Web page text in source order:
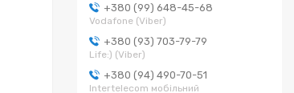
+380 (99) 648-45-68
Vodafone (Viber)
+380 (93) 703-79-79
Life:) (Viber)
+380 (94) 490-70-51
Intertelecom мобільний